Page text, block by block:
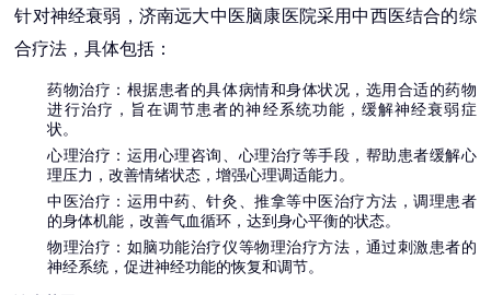
针对神经衰弱，济南远大中医脑康医院采用中西医结合的综
合疗法，具体包括：
药物治疗 ：根据患者的具体病情和身体状况，选用合适的药物
进行治疗，旨在调节患者的神经系统功能，缓解神经衰弱症
状。
心理治疗 ：运用心理咨询、心理治疗等手段，帮助患者缓解心
理压力，改善情绪状态，增强心理调适能力。
中医治疗 ：运用中药、针灸、推拿等中医治疗方法，调理患者
的身体机能，改善气血循环，达到身心平衡的状态。
物理治疗 ：如脑功能治疗仪等物理治疗方法，通过刺激患者的
神经系统，促进神经功能的恢复和调节。